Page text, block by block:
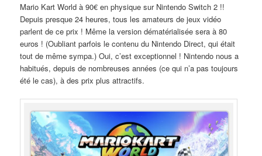
Mario Kart World à 90€ en physique sur Nintendo Switch 2 !!
Depuis presque 24 heures, tous les amateurs de jeux vidéo
parlent de ce prix ! Même la version dématérialisée sera à 80
euros ! (Oubliant parfois le contenu du Nintendo Direct, qui était
tout de même sympa.) Oui, c’est exceptionnel ! Nintendo nous a
habitués, depuis de nombreuses années (ce qui n’a pas toujours
été le cas), à des prix plus attractifs.